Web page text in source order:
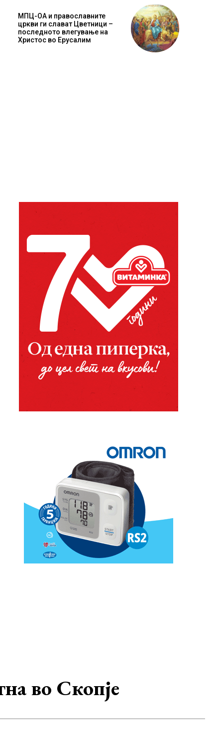
МПЦ-ОА и православните
цркви ги слават Цветници –
последното влегување на
Христос во Ерусалим